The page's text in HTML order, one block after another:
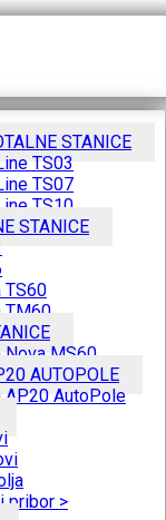
STANICE
TS03
TS07
TS10
STANICE
TS60
TM60
Nova MS60
AUTOPOLE
AP20 AutoPole
pribor >